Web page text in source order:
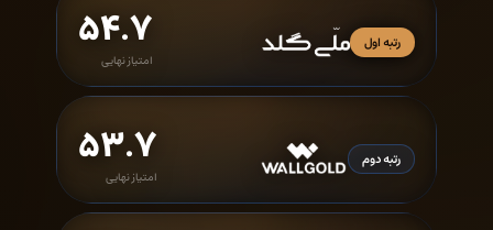
رتبه اول ۵۴.۷
امتیاز نهایی
رتبه دوم ۵۳.۷
امتیاز نهایی